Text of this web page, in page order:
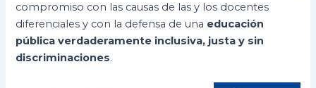
compromiso con las causas de las y los docentes
diferenciales y con la defensa de una educación
pública verdaderamente inclusiva, justa y sin
discriminaciones.